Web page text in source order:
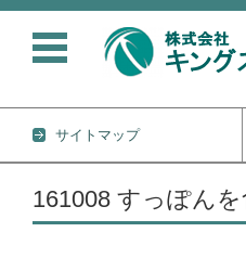
サイトマップ
コンテンツに移動
161008 すっぽん